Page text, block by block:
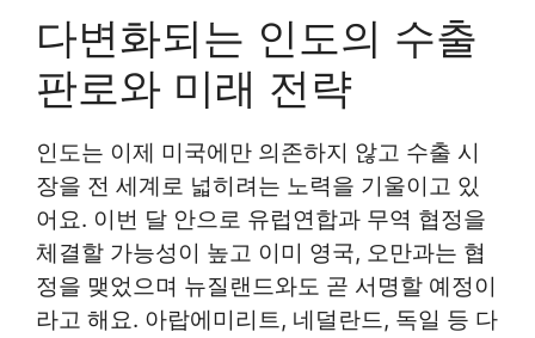
다변화되는 인도의 수출
판로와 미래 전략
인도는 이제 미국에만 의존하지 않고 수출 시
장을 전 세계로 넓히려는 노력을 기울이고 있
어요. 이번 달 안으로 유럽연합과 무역 협정을
체결할 가능성이 높고 이미 영국, 오만과는 협
정을 맺었으며 뉴질랜드와도 곧 서명할 예정이
라고 해요. 아랍에미리트, 네덜란드, 독일 등 다